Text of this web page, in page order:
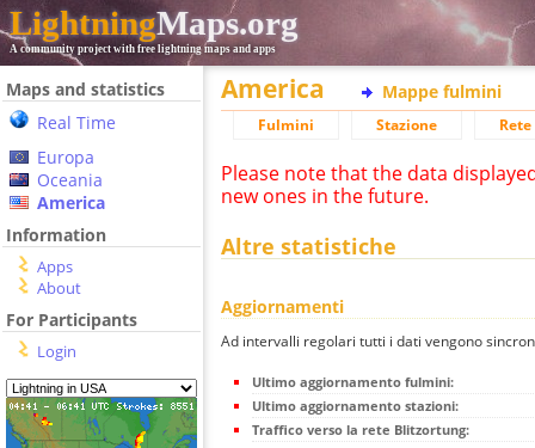
LightningMaps.org
A community project with free lightning maps and apps
Maps and statistics
Real Time
Europa
Oceania
America
Information
Apps
About
For Participants
Login
America Mappe fulmini
Fulmini Stazione
Please note that the data
new ones in the future.
Altre statistiche
Aggiornamenti
Ad intervalli regolari tutti i dati vengono
Ultimo aggiornamento fulmini:
Ultimo aggiornamento stazioni:
Traffico verso la rete Blitzortung: